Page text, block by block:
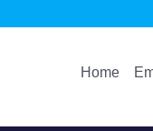
Home